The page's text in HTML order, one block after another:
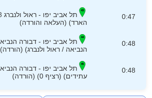
0:47
הארד) (העלאה והורדה)
0:48
הנביאה / ראול ולנברג) (הורדה)
0:48
עתידים) (רציף 0) (הורדה)